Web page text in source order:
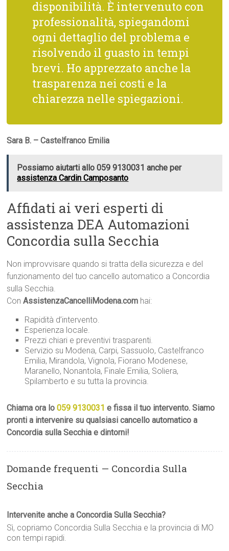
disponibilità. È intervenuto con
professionalità, spiegandomi
ogni dettaglio del problema e
risolvendo il guasto in tempi
brevi. Ho apprezzato anche la
trasparenza nei costi e la
chiarezza nelle spiegazioni.
Sara B. – Castelfranco Emilia
Possiamo aiutarti allo 059 9130031 anche per
assistenza Cardin Camposanto
Affidati ai veri esperti di
assistenza DEA Automazioni
Concordia sulla Secchia
Non improvvisare quando si tratta della sicurezza e del
funzionamento del tuo cancello automatico a Concordia
sulla Secchia.
ConAssistenzaCancelliModena.com hai:
Rapidità d’intervento.
Esperienza locale.
Prezzi chiari e preventivi trasparenti.
Servizio su Modena, Carpi, Sassuolo, Castelfranco
Emilia, Mirandola, Vignola, Fiorano Modenese,
Maranello, Nonantola, Finale Emilia, Soliera,
Spilamberto e su tutta la provincia.
Chiama ora lo059 9130031 e fissa il tuo intervento. Siamo
pronti a intervenire su qualsiasi cancello automatico a
Concordia sulla Secchia e dintorni!
Domande frequenti — Concordia Sulla
Secchia
Intervenite anche a Concordia Sulla Secchia?
Sì, copriamo Concordia Sulla Secchia e la provincia di MO
con tempi rapidi.